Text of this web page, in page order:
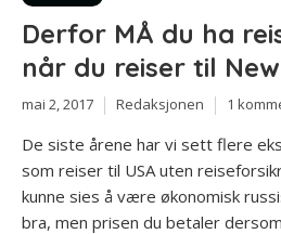
Derfor MÅ du ha
når du reiser til
mai 2, 2017 Redaksjonen 1
De siste årene har vi sett flere
som reiser til USA uten
kunne sies å være økonomisk
bra, men prisen du betaler